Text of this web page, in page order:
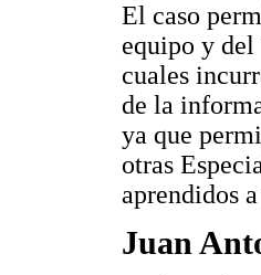
El caso
equipo y del
cuales
de la
ya que
otras
aprendidos
Juan